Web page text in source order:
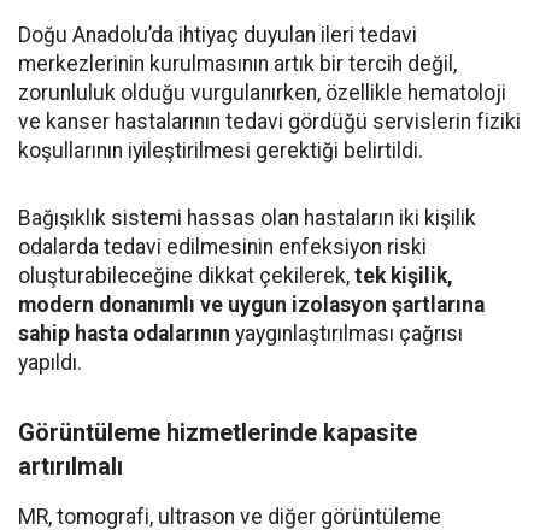
Doğu Anadolu’da ihtiyaç duyulan ileri tedavi
merkezlerinin kurulmasının artık bir tercih değil,
zorunluluk olduğu vurgulanırken, özellikle hematoloji
ve kanser hastalarının tedavi gördüğü servislerin fiziki
koşullarının iyileştirilmesi gerektiği belirtildi.
Bağışıklık sistemi hassas olan hastaların iki kişilik
odalarda tedavi edilmesinin enfeksiyon riski
oluşturabileceğine dikkat çekilerek, tek kişilik,
modern donanımlı ve uygun izolasyon şartlarına
sahip hasta odalarının yaygınlaştırılması çağrısı
yapıldı.
Görüntüleme hizmetlerinde kapasite
artırılmalı
MR, tomografi, ultrason ve diğer görüntüleme